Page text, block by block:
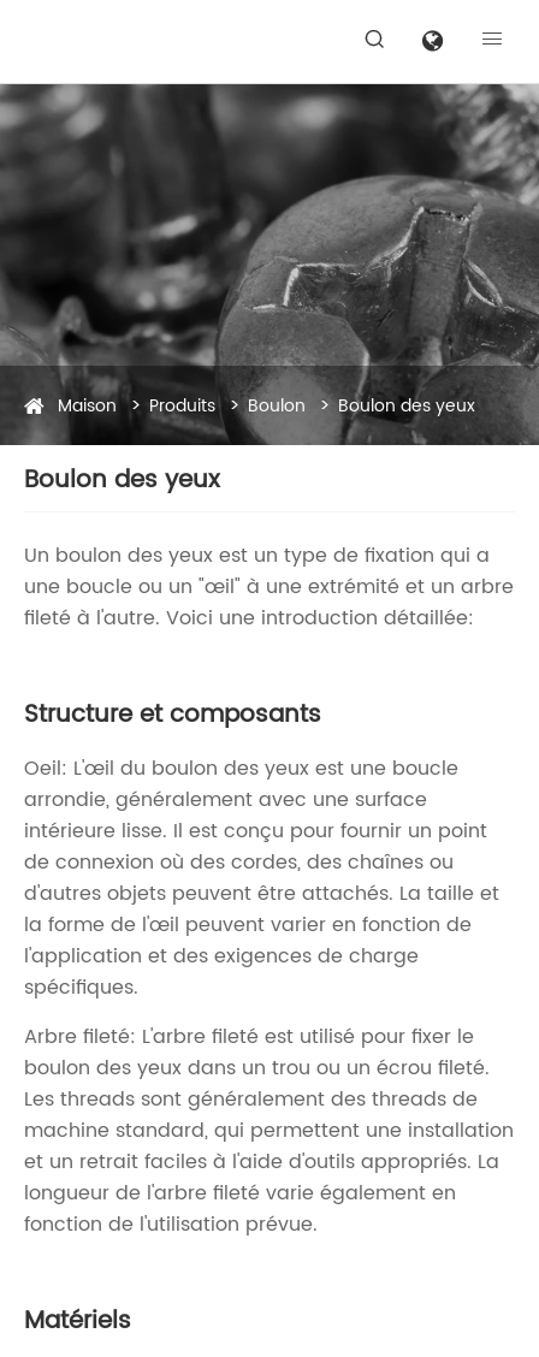
 
Maison Produits Boulon Boulon des yeux
Boulon des yeux
Un boulon des yeux est un type de fixation qui a
une boucle ou un "œil" à une extrémité et un arbre
fileté à l'autre. Voici une introduction détaillée:
Structure et composants
Oeil: L'œil du boulon des yeux est une boucle
arrondie, généralement avec une surface
intérieure lisse. Il est conçu pour fournir un point
de connexion où des cordes, des chaînes ou
d'autres objets peuvent être attachés. La taille et
la forme de l'œil peuvent varier en fonction de
l'application et des exigences de charge
spécifiques.
Arbre fileté: L'arbre fileté est utilisé pour fixer le
boulon des yeux dans un trou ou un écrou fileté.
Les threads sont généralement des threads de
machine standard, qui permettent une installation
et un retrait faciles à l'aide d'outils appropriés. La
longueur de l'arbre fileté varie également en
fonction de l'utilisation prévue.
Matériels